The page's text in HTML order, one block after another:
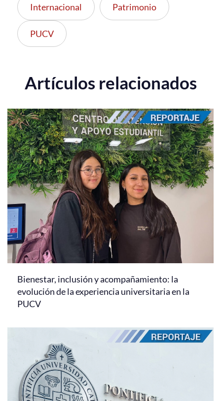
Internacional Patrimonio
PUCV
Artículos relacionados
Bienestar, inclusión y acompañamiento: la
evolución de la experiencia universitaria en la
PUCV